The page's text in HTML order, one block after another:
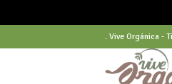
to
. Vive Orgánica -